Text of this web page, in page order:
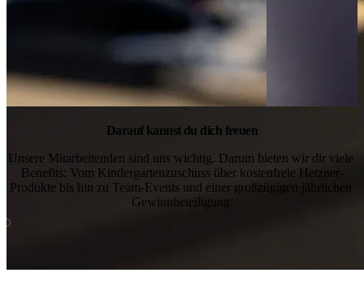
Darauf kannst du dich freuen
Unsere Mitarbeitenden sind uns wichtig. Darum bieten wir dir viele
Benefits: Vom Kindergartenzuschuss über kostenfreie Hetzner-
Produkte bis hin zu Team-Events und einer großzügigen jährlichen
Gewinnbeteiligung.